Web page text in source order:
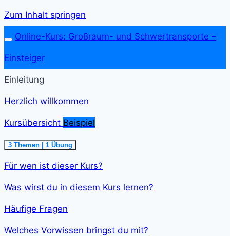
Zum Inhalt springen
Online-Kurs: Großraum- und Schwer­transporte –
Einsteiger
Einleitung
Herzlich willkommen
Kursübersicht Beispiel
Ausklappen
Kursübersicht<span
class="course-
duration">5
</span>
3 Themen 1 Übung
Für wen ist dieser Kurs?
Was wirst du in diesem Kurs lernen?
Häufige Fragen
Welches Vorwissen bringst du mit?